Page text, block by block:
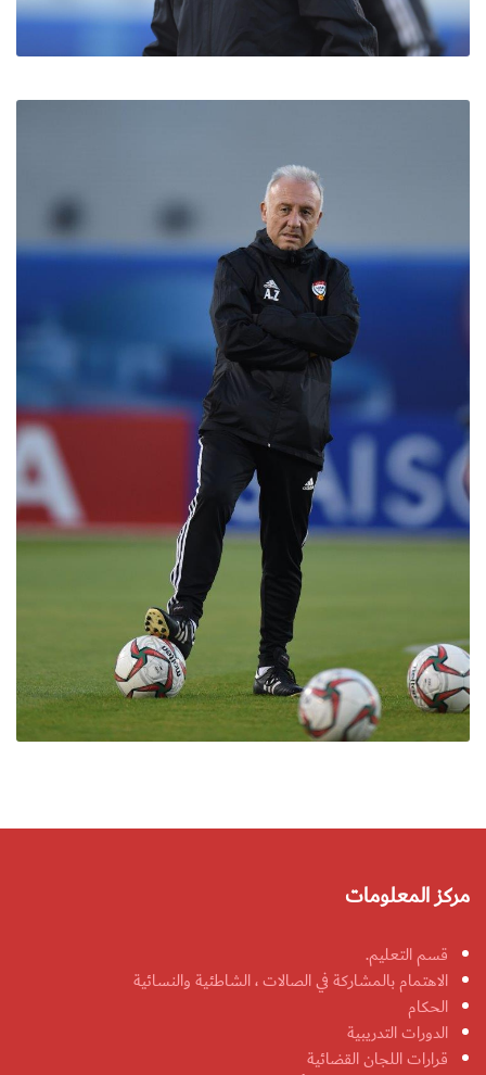
مركز المعلومات
قسم التعليم.
الاهتمام بالمشاركة في الصالات ، الشاطئية والنسائية
الحكام
الدورات التدريبية
قرارات اللجان القضائية